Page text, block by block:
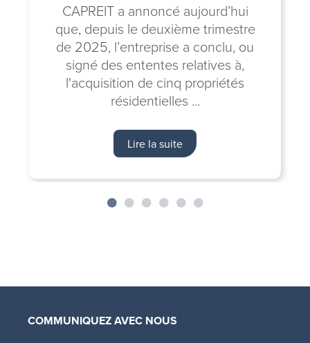
CAPREIT a annoncé aujourd’hui
que, depuis le deuxième trimestre
de 2025, l’entreprise a conclu, ou
signé des ententes relatives à,
l'acquisition de cinq propriétés
résidentielles ...
Lire la suite
COMMUNIQUEZ AVEC NOUS